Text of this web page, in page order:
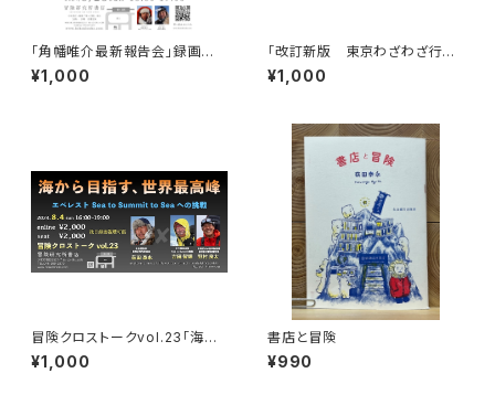
「角幡唯介最新報告会」録画視
聴権
¥1,000
「改訂新版 東京わざわざ行き
たい街の本屋さん」出版記念ト
ークイベント録画視聴権
¥1,000
冒険クロストークvol.23「海か
ら目指す、世界最高峰」録画視聴
権
¥1,000
書店と冒険
¥990